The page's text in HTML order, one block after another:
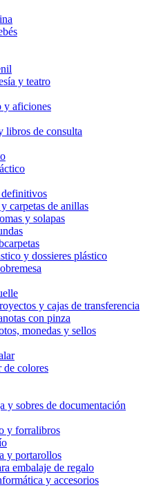
y teatro
y aficiones
libros de consulta
carpetas de anillas
y solapas
y dossieres plástico
y cajas de transferencia
con pinza
monedas y sellos
de colores
y sobres de documentación
y forralibros
y portarollos
embalaje de regalo
y accesorios